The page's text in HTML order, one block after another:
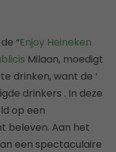
“Enjoy Heineken
Milaan, moedigt
drinken, want de ‘
drinkers . In deze
op een
beleven. Aan het
een spectaculaire